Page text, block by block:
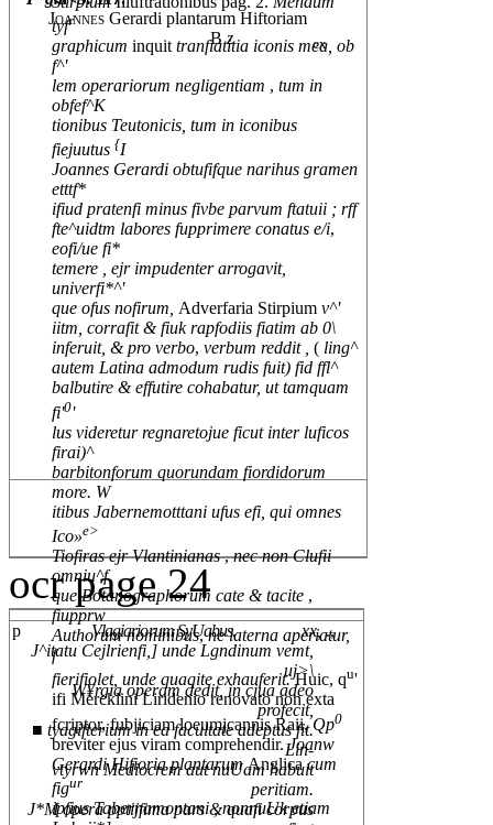
Joannes Gerardi plantarum Hiftoriam
Bz cx
tyfr
graphicuminquittranfiatitia iconis mea, ob
f^'
lem operariorum negligentiam ,tum in
obfef^K
tionibus Teutonicis, tum in iconibus
fiejuutus{I
Joannes Gerardi obtufifque narihus gramen
etttf*
ifiud pratenfi minus fivbe parvum ftatuii ; rff
fte^uidtm labores fupprimere conatus e/i,
eofi/ue fi*
temere , ejr impudenter arrogavit,
univerfi*^'
que ofus nofirum, Adverfaria Stirpiumv^'
iitm, corrafit & fiuk rapfodiis fiatim ab 0\
inferuit, & pro verbo,verbum reddit ,( ling^
autem Latina admodum rudis fuit) fid ffl^
balbutire & effutire cohabatur, ut tamquam
fi'0'
lus videretur regnaretojue ficut inter luficos
firai)^
barbitonforum quorundam fiordidorum
more. W
itibus Jabernemotttani ufus efi, qui omnes
Ico»e>
Tiofiras ejr Vlantinianas,nec non Clufii
omniu^f
que Botanographorum cate & tacite ,
fiupprw
Authorum nominibus,ne laterna aperiatur,
f
fierifiolet, unde quaqite exhauferit.Huic, qu'
ifi Mercklini Liridenio renovato non exta
fcriptor, fubjiciam loeumjcannis Raii,Qp0
breviter ejus viram comprehendir.Joanw
Gerardi Hifioria plantarumAnglicacum
figur
ipfius Tabernamontani , nonnuUk etiam
ocr page 24
p Vlagiariorum SyUabus. xx,.,
J^itatu Cejlrienfi,] unde Lgndinum vemt,
uj>\
W¥rgia operam dedit, in cjua adeo
profecit,
■ tyagifterium in ea facultate adeptus fit.
Lin-
vtyrwn Mediocrem aut nuUam habuit
peritiam.
J*M opera pptijfima pars & quafi corpus